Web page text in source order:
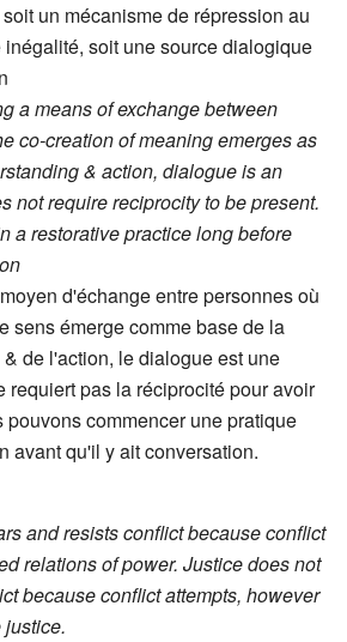
un mécanisme de répression au
inégalité, soit une source dialogique
a means of exchange between
co-creation of meaning emerges as
& action, dialogue is an
not require reciprocity to be present.
a restorative practice long before
d'échange entre personnes où
sens émerge comme base de la
de l'action, le dialogue est une
requiert pas la réciprocité pour avoir
pouvons commencer une pratique
avant qu'il y ait conversation.
and resists conflict because conflict
relations of power. Justice does not
because conflict attempts, however
justice.